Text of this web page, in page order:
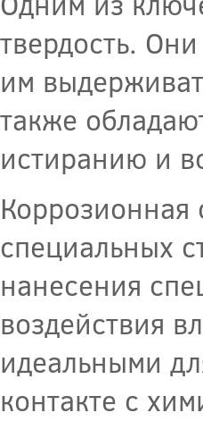
твердость.
им
также
истиранию и
Коррозионная
специальных
нанесения
воздействия
идеальными
контакте с